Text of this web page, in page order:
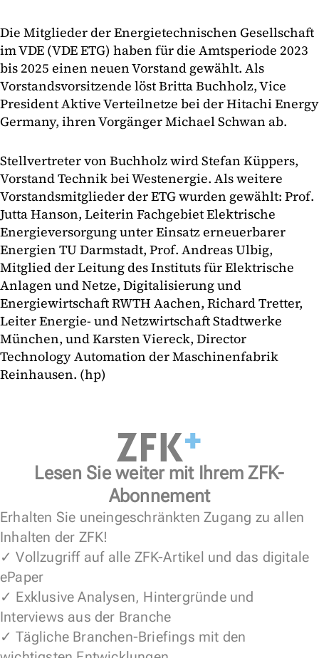
Die Mitglieder der Energietechnischen Gesellschaft
im VDE (VDE ETG) haben für die Amtsperiode 2023
bis 2025 einen neuen Vorstand gewählt. Als
Vorstandsvorsitzende löst Britta Buchholz, Vice
President Aktive Verteilnetze bei der Hitachi Energy
Germany, ihren Vorgänger Michael Schwan ab.
Stellvertreter von Buchholz wird Stefan Küppers,
Vorstand Technik bei Westenergie. Als weitere
Vorstandsmitglieder der ETG wurden gewählt: Prof.
Jutta Hanson, Leiterin Fachgebiet Elektrische
Energieversorgung unter Einsatz erneuerbarer
Energien TU Darmstadt, Prof. Andreas Ulbig,
Mitglied der Leitung des Instituts für Elektrische
Anlagen und Netze, Digitalisierung und
Energiewirtschaft RWTH Aachen, Richard Tretter,
Leiter Energie- und Netzwirtschaft Stadtwerke
München, und Karsten Viereck, Director
Technology Automation der Maschinenfabrik
Reinhausen. (hp)
Lesen Sie weiter mit Ihrem ZFK-
Abonnement
Erhalten Sie uneingeschränkten Zugang zu allen
Inhalten der ZFK!
✓ Vollzugriff auf alle ZFK-Artikel und das digitale
ePaper
✓ Exklusive Analysen, Hintergründe und
Interviews aus der Branche
✓ Tägliche Branchen-Briefings mit den